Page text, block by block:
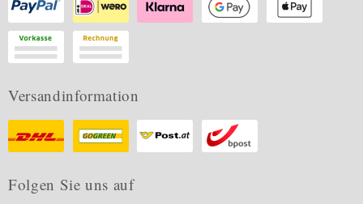
Versandinformation
Folgen Sie uns auf